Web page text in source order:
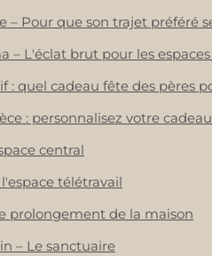
– Pour que son trajet préféré
– L'éclat brut pour les
: quel cadeau fête des pères
: personnalisez votre
central
télétravail
prolongement de la maison
– Le sanctuaire